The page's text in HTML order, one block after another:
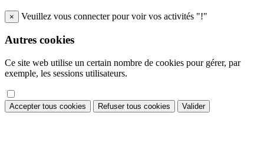
× Veuillez vous connecter pour voir vos activités "!"
Autres cookies
Ce site web utilise un certain nombre de cookies pour gérer, par
exemple, les sessions utilisateurs.
Accepter tous cookies Refuser tous cookies Valider